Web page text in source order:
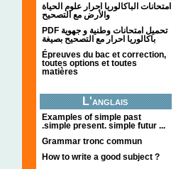
امتحانات الباكالوريا احرار علوم الحياة
والأرض مع التصحيح
PDF تحميل امتحانات وطنية و جهوية
باكالوريا احرار مع التصحيح بصيغة
Épreuves du bac et correction,
toutes options et toutes
matières
L'anglais
Examples of simple past
.simple present. simple futur ...
Grammar tronc commun
How to write a good subject ?